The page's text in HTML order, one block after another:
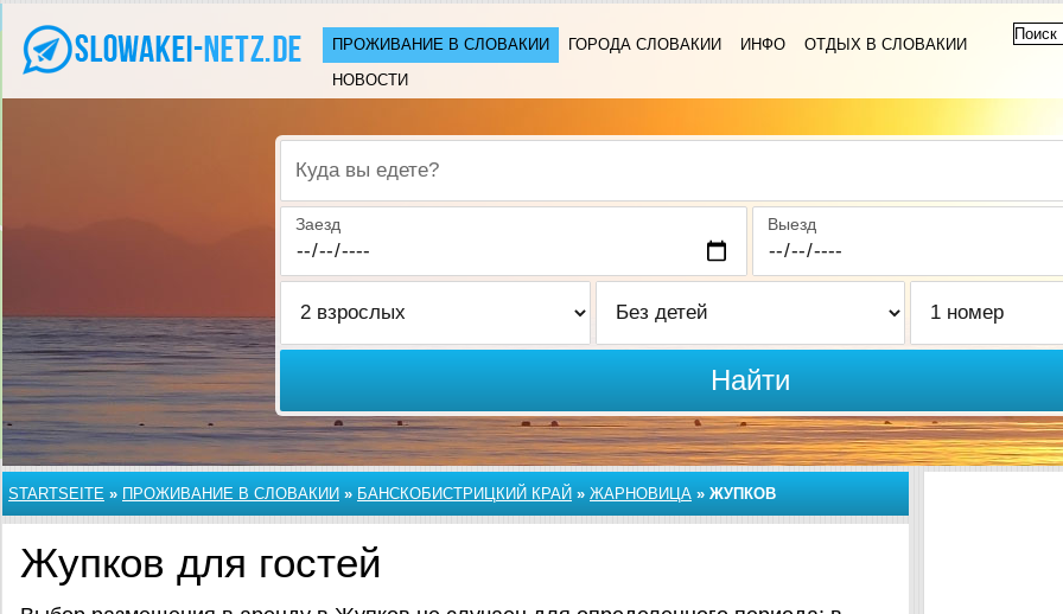
ПРОЖИВАНИЕ В СЛОВАКИИ ГОРОДА СЛОВАКИИ ИНФО
ОТДЫХ В СЛОВАКИИ
НОВОСТИ
Куда вы едете?
Заезд Выезд
Найти
STARTSEITE » ПРОЖИВАНИЕ В СЛОВАКИИ » БАНСКОБИСТРИЦКИЙ КРАЙ » ЖАРНОВИЦА » ЖУПКОВ
Жупков для гостей